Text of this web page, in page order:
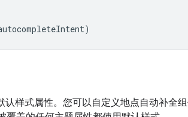
)
样式属性。您可以自定义地点自动补全